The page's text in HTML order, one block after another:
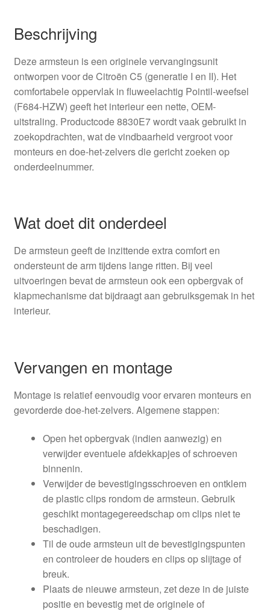
Beschrijving
Deze armsteun is een originele vervangingsunit
ontworpen voor de Citroën C5 (generatie I en II). Het
comfortabele oppervlak in fluweelachtig Pointil-weefsel
(F684-HZW) geeft het interieur een nette, OEM-
uitstraling. Productcode 8830E7 wordt vaak gebruikt in
zoekopdrachten, wat de vindbaarheid vergroot voor
monteurs en doe-het-zelvers die gericht zoeken op
onderdeelnummer.
Wat doet dit onderdeel
De armsteun geeft de inzittende extra comfort en
ondersteunt de arm tijdens lange ritten. Bij veel
uitvoeringen bevat de armsteun ook een opbergvak of
klapmechanisme dat bijdraagt aan gebruiksgemak in het
interieur.
Vervangen en montage
Montage is relatief eenvoudig voor ervaren monteurs en
gevorderde doe-het-zelvers. Algemene stappen:
Open het opbergvak (indien aanwezig) en
verwijder eventuele afdekkapjes of schroeven
binnenin.
Verwijder de bevestigingsschroeven en ontklem
de plastic clips rondom de armsteun. Gebruik
geschikt montagegereedschap om clips niet te
beschadigen.
Til de oude armsteun uit de bevestigingspunten
en controleer de houders en clips op slijtage of
breuk.
Plaats de nieuwe armsteun, zet deze in de juiste
positie en bevestig met de originele of